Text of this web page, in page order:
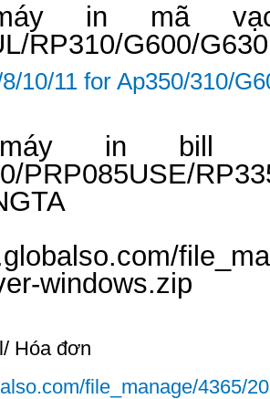
in mã
RP310/G600/G630
10/11 for Ap350/310/
máy in
PRP085USE/
windows.zip
Hóa đơn
file_manage/4365/